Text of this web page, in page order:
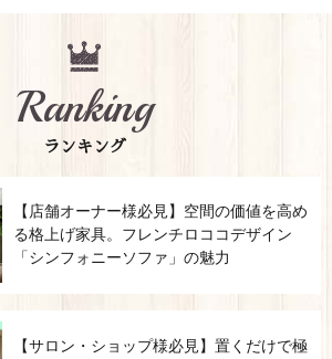
Ranking
ランキング
【店舗オーナー様必見】空間の価値を高め
る格上げ家具。フレンチロココデザイン
「シンフォニーソファ」の魅力
【サロン・ショップ様必見】置くだけで極